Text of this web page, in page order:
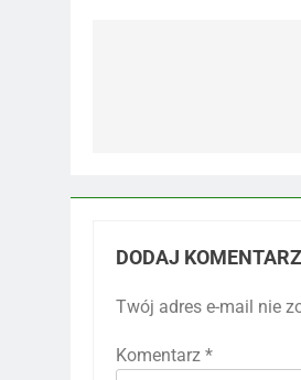
DODAJ KOMENTARZ
Twój adres e-mail nie
Komentarz *